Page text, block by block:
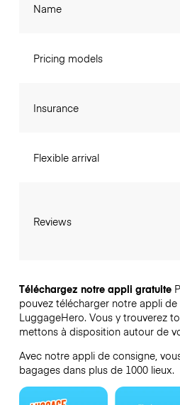
Name
Pricing models
Insurance
Flexible arrival
Reviews
Téléchargez notre appli gratuite
pouvez télécharger notre appli
LuggageHero. Vous y trouverez
mettons à disposition autour de
Avec notre appli de consigne,
bagages dans plus de 1000 lieux.